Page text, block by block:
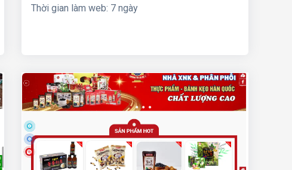
Thời gian làm web: 7 ngày